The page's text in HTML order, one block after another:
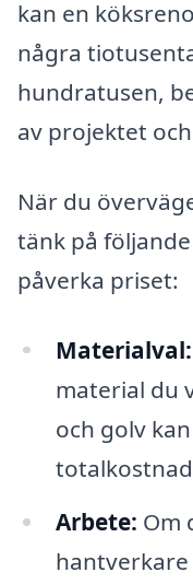
kan en
några
hundratusen,
av projektet
När du
tänk på
påverka priset:
Materialval:
material du
och golv
Arbete: Om